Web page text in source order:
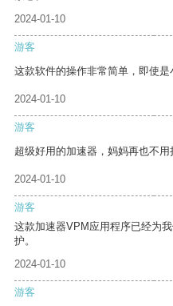
2024-01-10
游客
这款软件的操作非常简单，即使是
2024-01-10
游客
超级好用的加速器，妈妈再也不用
2024-01-10
游客
这款加速器VPM应用程序已经为
护。
2024-01-10
游客